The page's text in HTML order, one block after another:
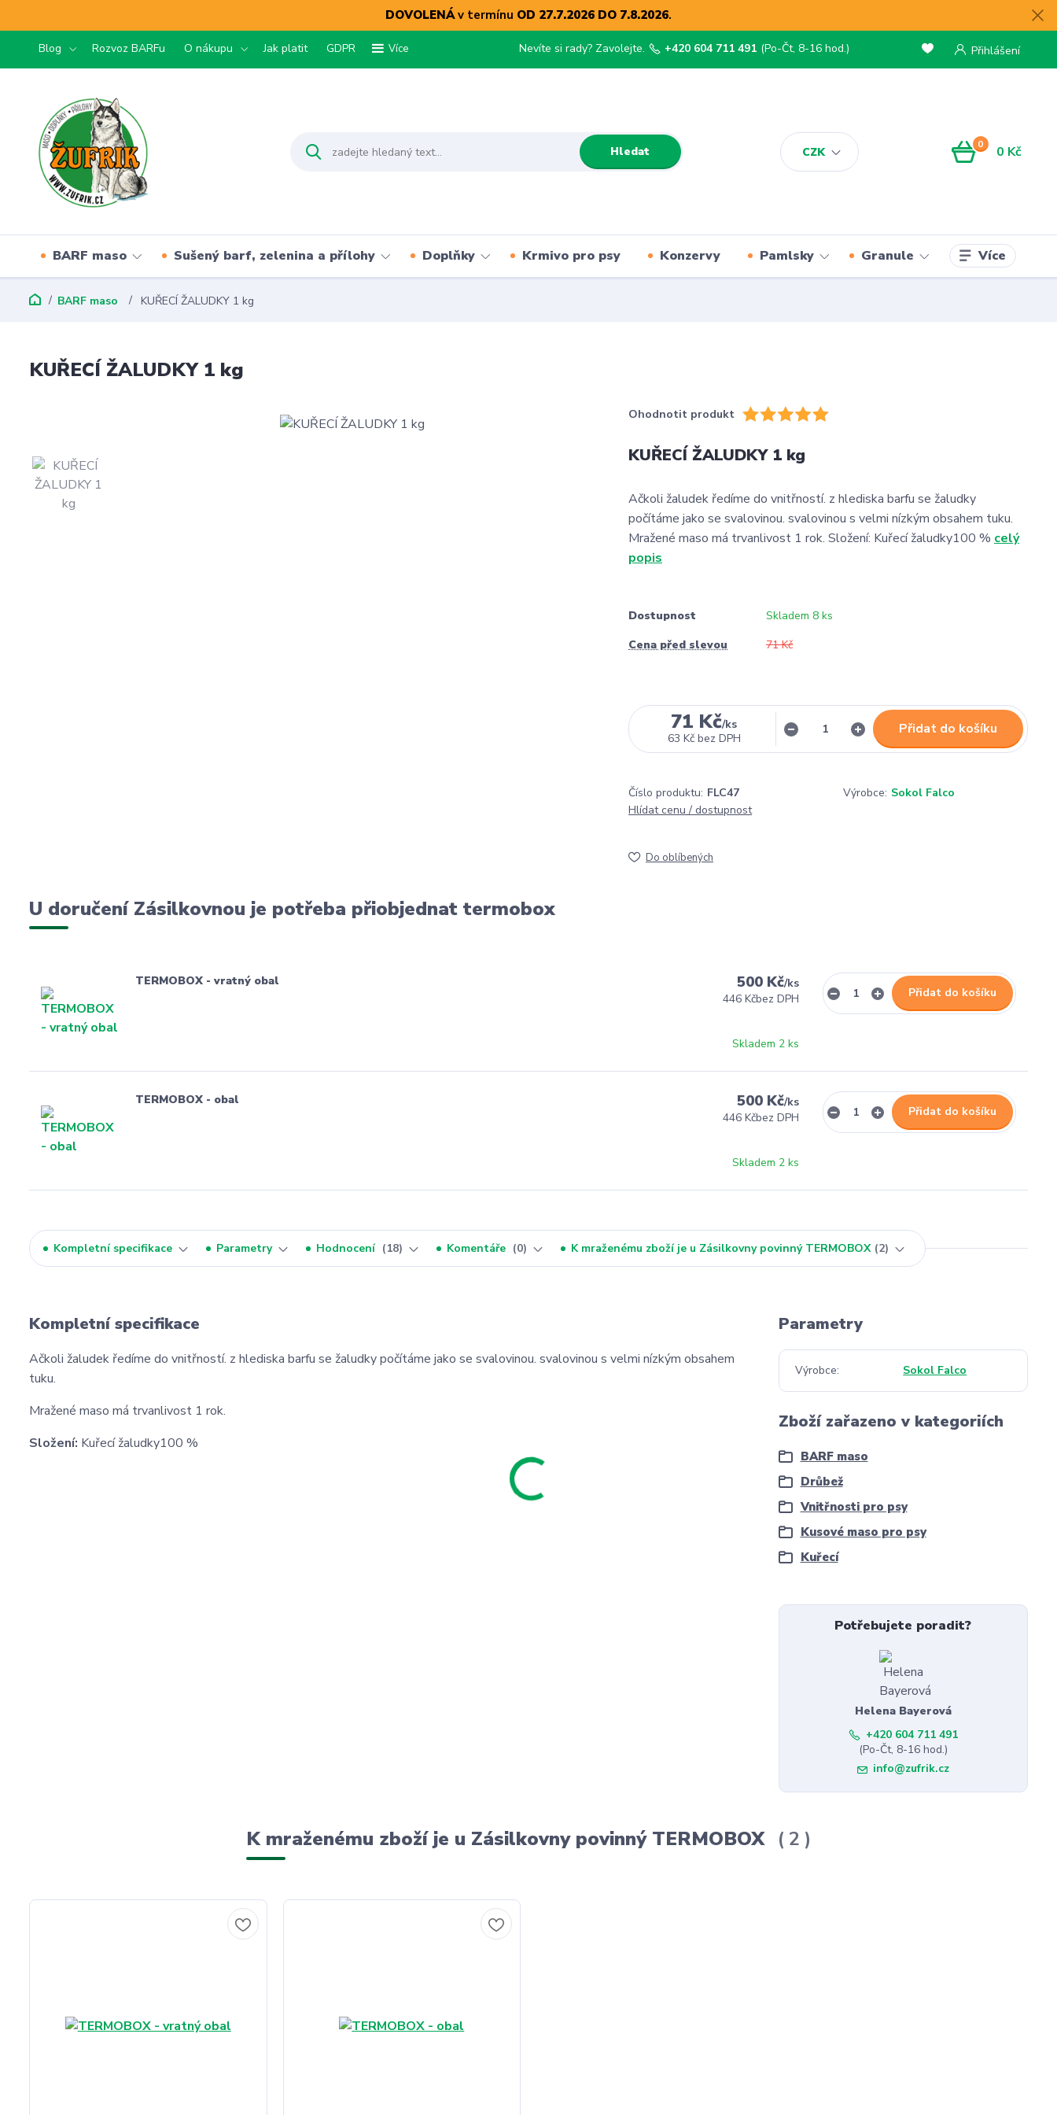
DOVOLENÁv termínu OD 27.7.2026 DO 7.8.2026.
Blog Rozvoz BARFu O nákupu Jak platit GDPR Více
CZK
Přihlášení
Hledat
Nevíte si rady? Zavolejte. +420 604 711 491 (Po-Čt, 8-16 hod.)
0 0 Kč
BARF maso Sušený barf, zelenina a přílohy Doplňky Krmivo pro psy Konzervy Pamlsky Granule Více
BARF maso KUŘECÍ ŽALUDKY 1 kg
KUŘECÍ ŽALUDKY 1 kg
Ohodnotit produkt
KUŘECÍ ŽALUDKY 1 kg
Ačkoli žaludek ředíme do vnitřností. z hlediska barfu se žaludky
počítáme jako se svalovinou. svalovinou s velmi nízkým obsahem tuku.
Mražené maso má trvanlivost 1 rok. Složení: Kuřecí žaludky100 % celý
popis
Dostupnost
Skladem 8 ks
Cena před slevou
71 Kč
71 Kč/ks
63 Kč bez DPH
Přidat do košíku
Číslo produktu: FLC47 Výrobce: Sokol Falco
Hlídat cenu / dostupnost
Do oblíbených
U doručení Zásilkovnou je potřeba přiobjednat termobox
TERMOBOX - vratný obal 500 Kč/ks
446 Kčbez DPH
Skladem 2 ks
Přidat do košíku
TERMOBOX - obal 500 Kč/ks
446 Kčbez DPH
Skladem 2 ks
Přidat do košíku
Kompletní specifikace Parametry Hodnocení 18 Komentáře 0 K mraženému zboží je u Zásilkovny povinný TERMOBOX 2
Kompletní specifikace
Ačkoli žaludek ředíme do vnitřností. z hlediska barfu se žaludky počítáme jako se svalovinou. svalovinou s velmi nízkým obsahem
tuku.
Mražené maso má trvanlivost 1 rok.
Složení: Kuřecí žaludky100 %
Parametry
Výrobce Sokol Falco
Zboží zařazeno v kategoriích
BARF maso
Drůbež
Vnitřnosti pro psy
Kusové maso pro psy
Kuřecí
Potřebujete poradit?
Helena Bayerová
+420 604 711 491
(Po-Čt, 8-16 hod.)
info@zufrik.cz
K mraženému zboží je u Zásilkovny povinný TERMOBOX 2